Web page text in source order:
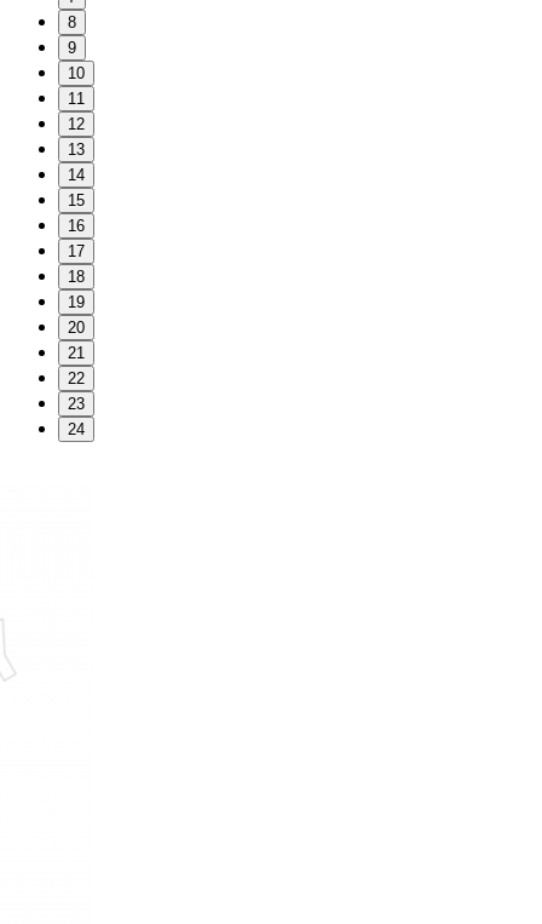
8
9
10
11
12
13
14
15
16
17
18
19
20
21
22
23
24